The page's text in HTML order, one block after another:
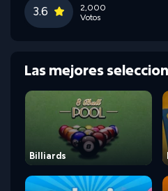
3.6
2,000
Votos
Las mejores
Billiards